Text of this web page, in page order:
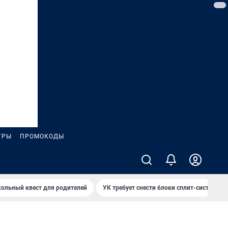
ПРОМОКОДЫ
квест для родителей УК требует снести блоки сплит-систем